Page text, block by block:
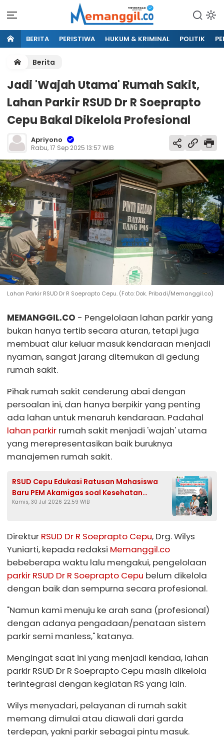
BERITA PERISTIWA HUKUM & KRIMINAL POLITIK
Berita
Jadi 'Wajah Utama' Rumah Sakit,
Lahan Parkir RSUD Dr R Soeprapto
Cepu Bakal Dikelola Profesional
Apriyono
Rabu, 17 Sep 2025 13:57 WIB
Lahan Parkir RSUD Dr R Soeprapto Cepu. (Foto: Dok. Pribadi/Memanggil.co)
MEMANGGIL.CO - Pengelolaan lahan parkir yang
bukan hanya tertib secara aturan, tetapi juga
membuat alur keluar masuk kendaraan menjadi
nyaman, sangat jarang ditemukan di gedung
rumah sakit.
Pihak rumah sakit cenderung abai dengan
persoalan ini, dan hanya berpikir yang penting
ada lahan untuk menaruh kendaraan. Padahal
lahan parkir rumah sakit menjadi 'wajah' utama
yang merepresentasikan baik buruknya
manajemen rumah sakit.
RSUD Cepu Edukasi Ratusan Mahasiswa
Baru PEM Akamigas soal Kesehatan
Reproduksi dan Bahaya Seks Bebas
Kamis, 30 Jul 2026 22:59 WIB
Direktur RSUD Dr R Soeprapto Cepu, Drg. Wilys
Yuniarti, kepada redaksi Memanggil.co
bebeberapa waktu lalu mengakui, pengelolaan
parkir RSUD Dr R Soeprapto Cepu belum dikelola
dengan baik dan sempurna secara profesional.
"Namun kami menuju ke arah sana (profesional)
dengan adanya pengadaan/penataan sistem
parkir semi manless," katanya.
Mengingat saat ini yang menjadi kendaa, lahan
parkir RSUD Dr R Soeprapto Cepu masih dikelola
terintegrasi dengan kegiatan RS yang lain.
Wilys menyadari, pelayanan di rumah sakit
memang dimulai atau diawali dari garda
terdepan, yakni parkir sebagai pintu masuk.